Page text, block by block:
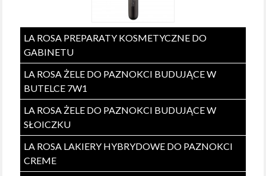
LA ROSA PREPARATY KOSMETYCZNE DO
GABINETU
LA ROSA ŻELE DO PAZNOKCI BUDUJĄCE W
BUTELCE 7W1
LA ROSA ŻELE DO PAZNOKCI BUDUJĄCE W
SŁOICZKU
LA ROSA LAKIERY HYBRYDOWE DO PAZNOKCI
CREME